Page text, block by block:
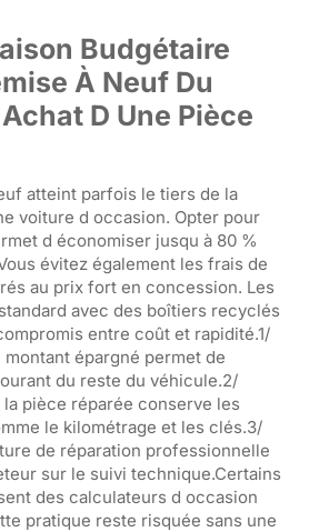
Budgétaire
À Neuf Du
D Une Pièce
atteint parfois le tiers de la
voiture d occasion. Opter pour
d économiser jusqu à 80 %
évitez également les frais de
au prix fort en concession. Les
avec des boîtiers recyclés
entre coût et rapidité.1/
montant épargné permet de
du reste du véhicule.2/
la pièce réparée conserve les
le kilométrage et les clés.3/
de réparation professionnelle
sur le suivi technique.Certains
des calculateurs d occasion
pratique reste risquée sans une